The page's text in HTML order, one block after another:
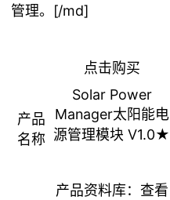
管理。[/md]
产品
名称
点击购买
Solar Power
Manager太阳能电
源管理模块 V1.0★
产品资料库： 查看